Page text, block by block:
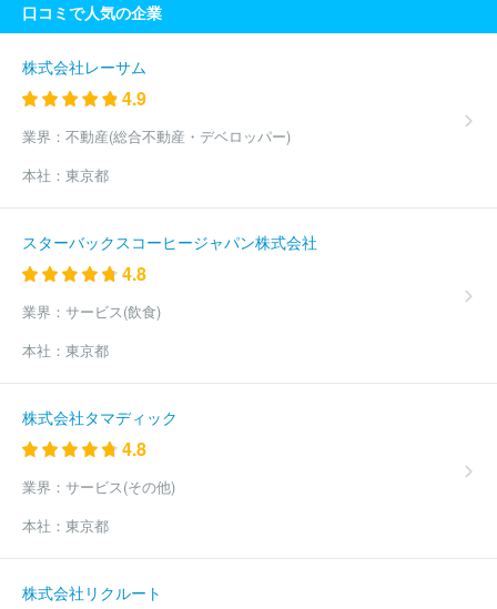
口コミで人気の企業
株式会社レーサム
4.9
業界： 不動産(総合不動産・デベロッパー)
本社： 東京都
スターバックスコーヒージャパン株式会社
4.8
業界： サービス(飲食)
本社： 東京都
株式会社タマディック
4.8
業界： サービス(その他)
本社： 東京都
株式会社リクルート